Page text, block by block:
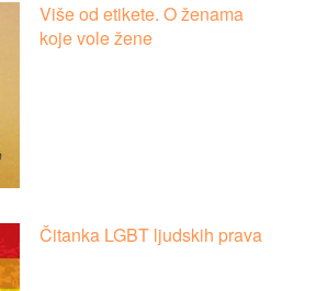
Više od etikete. O ženama
koje vole žene
Čitanka LGBT ljudskih prava